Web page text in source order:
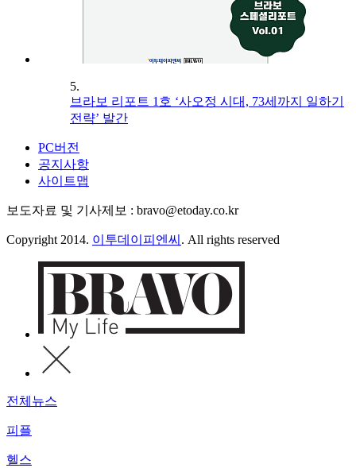
5.
브라보 리포트 1호 ‘사오정 시대, 73세까지 일하기
전략’ 발간
PC버전
공지사항
사이트맵
보도자료 및 기사제보 : bravo@etoday.co.kr
Copyright 2014. 이투데이피엔씨 . All rights reserved
전체뉴스
피플
헬스